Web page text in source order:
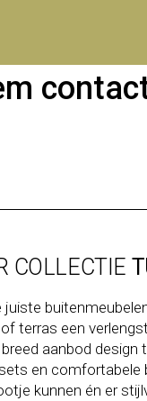
COLLECTIE
juiste
terras een
aanbod design
en comfortabele
kunnen én er